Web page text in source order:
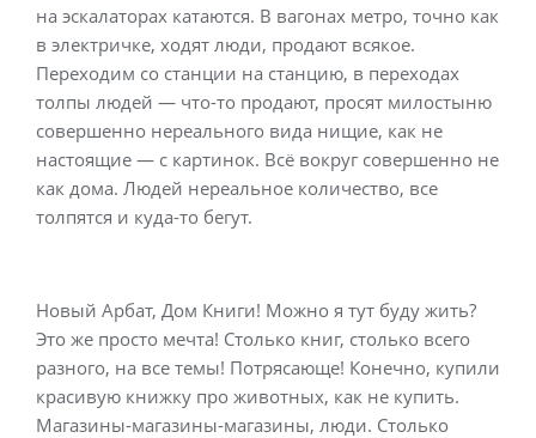
на эскалаторах катаются. В вагонах метро, точно как
в электричке, ходят люди, продают всякое.
Переходим со станции на станцию, в переходах
толпы людей — что-то продают, просят милостыню
совершенно нереального вида нищие, как не
настоящие — с картинок. Всё вокруг совершенно не
как дома. Людей нереальное количество, все
толпятся и куда-то бегут.
Новый Арбат, Дом Книги! Можно я тут буду жить?
Это же просто мечта! Столько книг, столько всего
разного, на все темы! Потрясающе! Конечно, купили
красивую книжку про животных, как не купить.
Магазины-магазины-магазины, люди. Столько